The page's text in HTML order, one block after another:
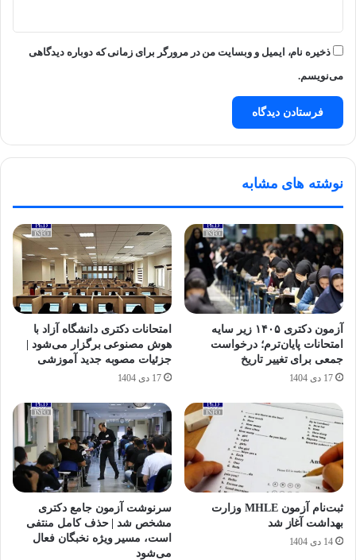
ذخیره نام، ایمیل و وبسایت من در مرورگر برای زمانی که دوباره دیدگاهی
می‌نویسم.
نوشته های مشابه
آزمون دکتری ۱۴۰۵ زیر سایه
امتحانات پایان‌ترم؛ درخواست
جمعی برای تغییر تاریخ
17 دی 1404
امتحانات دکتری دانشگاه آزاد با
هوش مصنوعی برگزار می‌شود |
جزئیات مصوبه جدید آموزشی
17 دی 1404
ثبت‌نام آزمون MHLE وزارت
بهداشت آغاز شد
14 دی 1404
سرنوشت آزمون جامع دکتری
مشخص شد | حذف کامل منتفی
است، مسیر ویژه نخبگان فعال
می‌شود